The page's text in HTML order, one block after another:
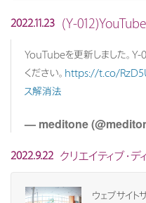
2022.11.23 (Y-012)YouTube
YouTubeを更新しました。Y-
ください。 https://t.co/
ス解消法
— meditone
2022.9.22 クリエイティブ・
ウェブサイ